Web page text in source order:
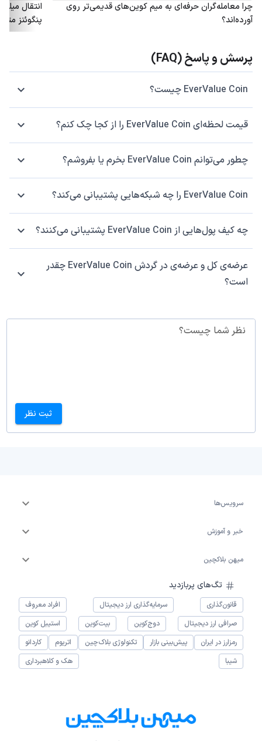
چرا معامله‌گران حرفه‌ای به میم کوین‌های قدیمی‌تر روی
آورده‌اند؟
پنگوئنز
پرسش و پاسخ (FAQ)
EverValue Coin چیست؟
قیمت لحظه‌ای EverValue Coin را از کجا چک کنم؟
چطور می‌توانم EverValue Coin بخرم یا بفروشم؟
EverValue Coin را چه شبکه‌هایی پشتیبانی می‌کند؟
چه کیف پول‌هایی از EverValue Coin پشتیبانی می‌کنند؟
عرضه‌ی کل و عرضه‌ی در گردش EverValue Coin چقدر
است؟
نظر شما چیست؟
ثبت نظر
سرویس‌ها
خبر و آموزش
میهن بلاکچین
تگ‌های پربازدید
قانون‌گذاری سرمایه‌گذاری ارز دیجیتال
افراد معروف
صرافی ارز دیجیتال
دوج‌کوین بیت‌کوین
استیبل کوین
رمزارز در ایران
پیش‌بینی بازار تکنولوژی بلاک‌چین اتریوم
کاردانو
شیبا
هک و کلاهبرداری